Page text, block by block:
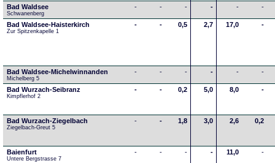
Bad Waldsee
Schwanenberg
- - - - - -
Bad Waldsee-Haisterkirch
Zur Spitzenkapelle 1
- - 0,5 2,7 17,0 -
Bad Waldsee-Michelwinnanden
Michelberg 5
- - - - - -
Bad Wurzach-Seibranz
Kimpflerhof 2
- - 0,2 5,0 8,0 -
Bad Wurzach-Ziegelbach
Ziegelbach-Greut 5
- - 1,8 3,0 2,6 0,2
Baienfurt
Untere Bergstrasse 7
- - - - 11,0 -